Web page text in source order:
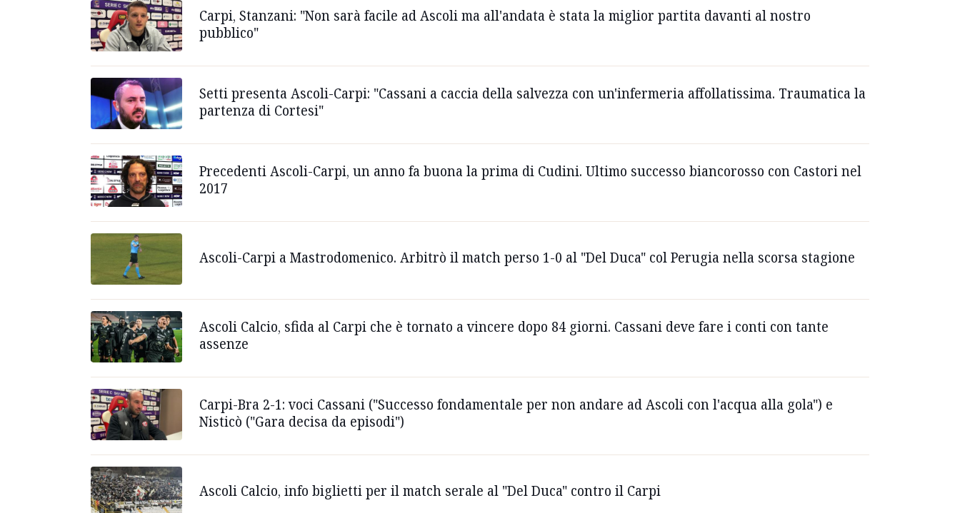
Carpi, Stanzani: "Non sarà facile ad Ascoli ma all'andata è stata la miglior partita davanti al nostro
pubblico"
Setti presenta Ascoli-Carpi: "Cassani a caccia della salvezza con un'infermeria affollatissima. Traumatica la
partenza di Cortesi"
Precedenti Ascoli-Carpi, un anno fa buona la prima di Cudini. Ultimo successo biancorosso con Castori nel
2017
Ascoli-Carpi a Mastrodomenico. Arbitrò il match perso 1-0 al "Del Duca" col Perugia nella scorsa stagione
Ascoli Calcio, sfida al Carpi che è tornato a vincere dopo 84 giorni. Cassani deve fare i conti con tante
assenze
Carpi-Bra 2-1: voci Cassani ("Successo fondamentale per non andare ad Ascoli con l'acqua alla gola") e
Nisticò ("Gara decisa da episodi")
Ascoli Calcio, info biglietti per il match serale al "Del Duca" contro il Carpi